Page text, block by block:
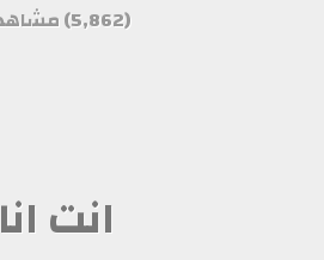
(5,862) مشاهدة
انت انا